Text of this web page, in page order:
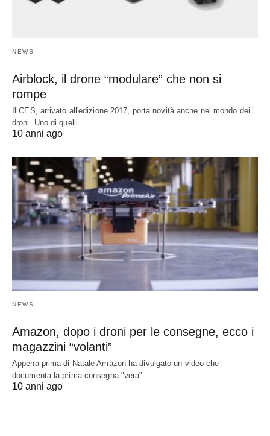
NEWS
Airblock, il drone “modulare” che non si
rompe
Il CES, arrivato all'edizione 2017, porta novità anche nel mondo dei
droni. Uno di quelli…
10 anni ago
NEWS
Amazon, dopo i droni per le consegne, ecco i
magazzini “volanti”
Appena prima di Natale Amazon ha divulgato un video che
documenta la prima consegna "vera"…
10 anni ago